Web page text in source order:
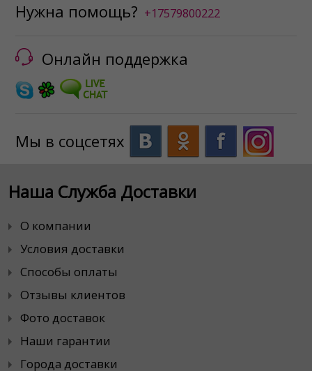
Нужна помощь? +17579800222
Онлайн поддержка
Мы в соцсетях
Наша Служба Доставки
О компании
Условия доставки
Способы оплаты
Отзывы клиентов
Фото доставок
Наши гарантии
Города доставки